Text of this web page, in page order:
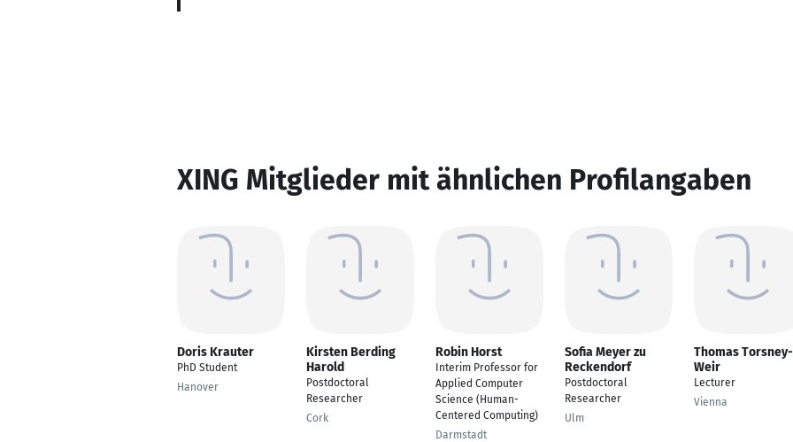
XING Mitglieder mit ähnlichen Profilangaben
Doris Krauter
PhD Student
Hanover
Kirsten Berding
Harold
Postdoctoral
Researcher
Cork
Robin Horst
Interim Professor for
Applied Computer
Science (Human-
Centered Computing)
Darmstadt
Sofia Meyer zu
Reckendorf
Postdoctoral
Researcher
Ulm
Thomas Torsney-
Weir
Lecturer
Vienna